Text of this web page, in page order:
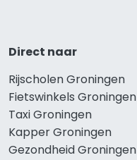
Direct naar
Rijscholen Groningen
Fietswinkels Groningen
Taxi Groningen
Kapper Groningen
Gezondheid Groningen